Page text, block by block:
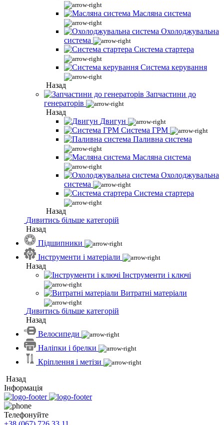
Масляна система
Охолоджувальна
система
Система стартера
Система керування
Назад
Запчастини до
генераторів
Назад
Двигун
Система ГРМ
Паливна система
Масляна система
Охолоджувальна
система
Система стартера
Назад
Дивитись більше категорій
Назад
Підшипники
Інструменти і матеріали
Назад
Інструменти і ключі
Витратні матеріали
Дивитись більше категорій
Назад
Велосипеди
Наліпки і брелки
Кріплення і метізи
Назад
Інформація
Телефонуйте